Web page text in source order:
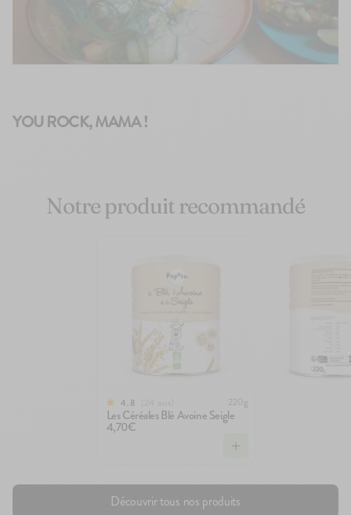
YOU ROCK, MAMA !
Notre produit recommandé
4.8 220g
Les Céréales Blé Avoine Seigle
4,70€
Découvrir tous nos produits